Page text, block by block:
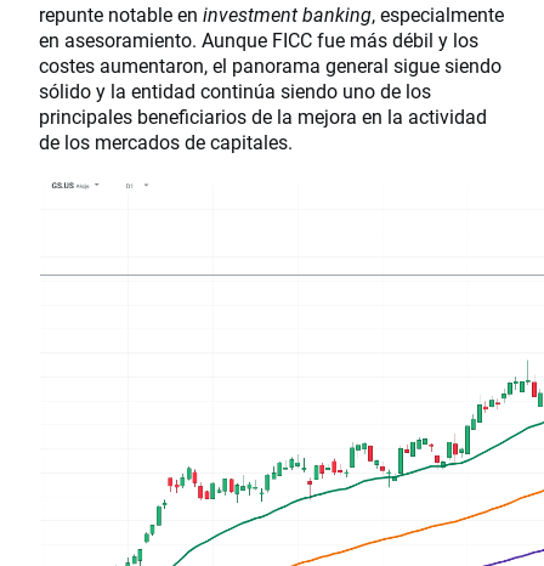
repunte notable en investment banking, especialmente
en asesoramiento. Aunque FICC fue más débil y los
costes aumentaron, el panorama general sigue siendo
sólido y la entidad continúa siendo uno de los
principales beneficiarios de la mejora en la actividad
de los mercados de capitales.